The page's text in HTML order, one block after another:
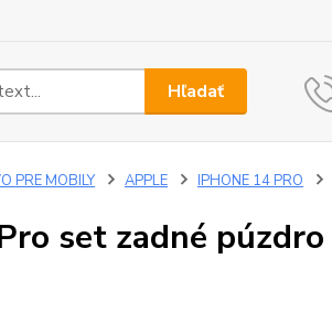
Hľadať
PRE MOBILY APPLE IPHONE 14 PRO
set zadné